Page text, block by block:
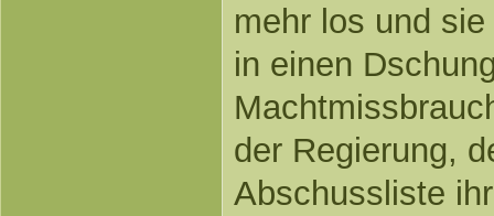
mehr los und
in einen
der Regierung,
Abschussliste